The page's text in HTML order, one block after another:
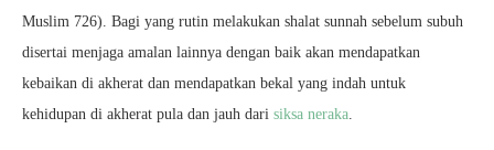
Muslim 726). Bagi yang rutin melakukan shalat sunnah sebelum subuh
disertai menjaga amalan lainnya dengan baik akan mendapatkan
kebaikan di akherat dan mendapatkan bekal yang indah untuk
kehidupan di akherat pula dan jauh dari siksa neraka.